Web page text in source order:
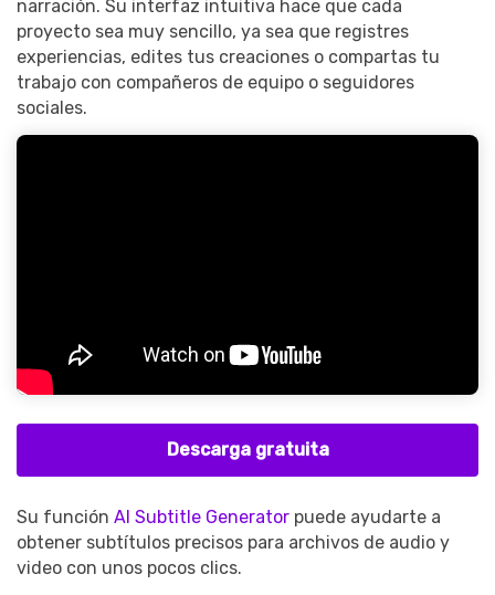
narración. Su interfaz intuitiva hace que cada
proyecto sea muy sencillo, ya sea que registres
experiencias, edites tus creaciones o compartas tu
trabajo con compañeros de equipo o seguidores
sociales.
Descarga gratuita
Su función AI Subtitle Generator puede ayudarte a
obtener subtítulos precisos para archivos de audio y
video con unos pocos clics.